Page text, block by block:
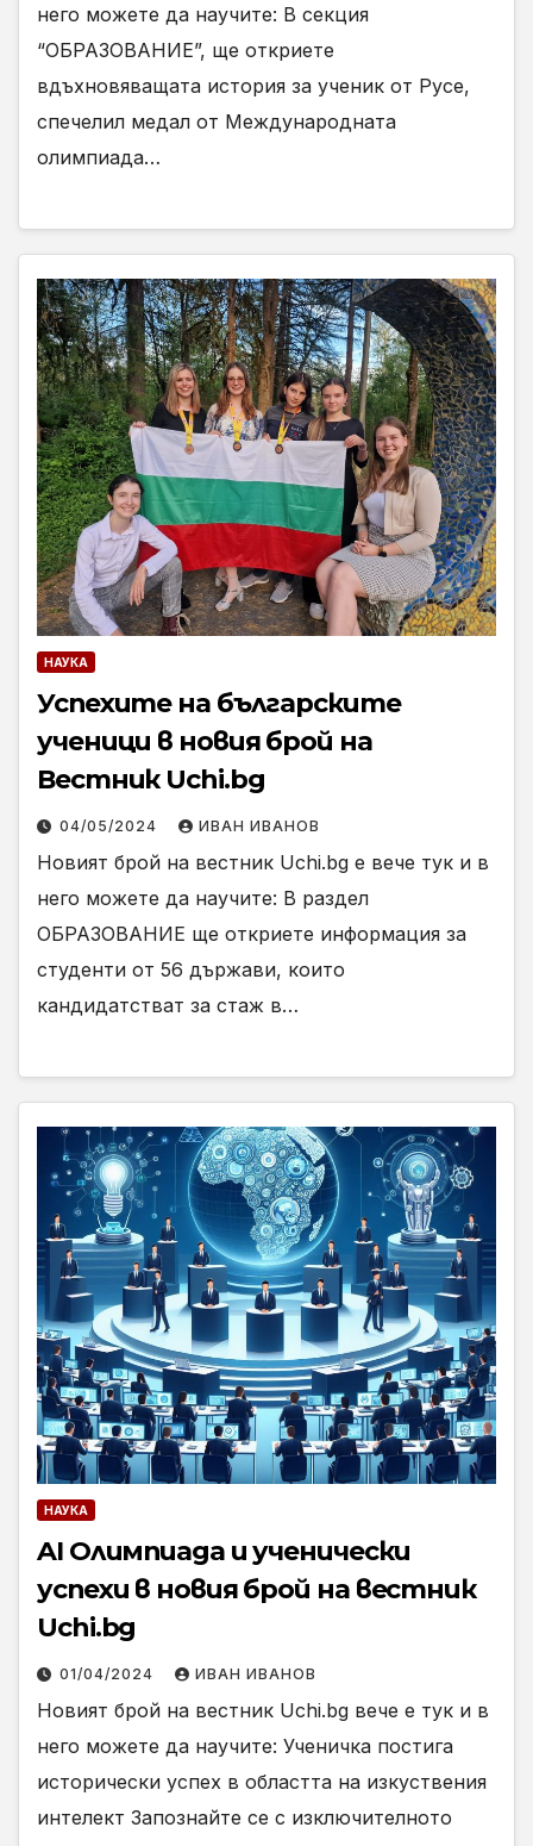
него можете да научите: В секция
“ОБРАЗОВАНИЕ”, ще откриете
вдъхновяващата история за ученик от Русе,
спечелил медал от Международната
олимпиада…
НАУКА
Успехите на българските
ученици в новия брой на
Вестник Uchi.bg
04/05/2024 ИВАН ИВАНОВ
Новият брой на вестник Uchi.bg е вече тук и в
него можете да научите: В раздел
ОБРАЗОВАНИЕ ще откриете информация за
студенти от 56 държави, които
кандидатстват за стаж в…
НАУКА
AI Олимпиада и ученически
успехи в новия брой на вестник
Uchi.bg
01/04/2024 ИВАН ИВАНОВ
Новият брой на вестник Uchi.bg вече е тук и в
него можете да научите: Ученичка постига
исторически успех в областта на изкуствения
интелект Запознайте се с изключителното